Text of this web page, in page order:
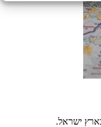
ישראל.